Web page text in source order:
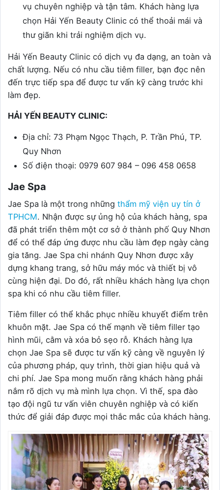
vụ chuyên nghiệp và tận tâm. Khách hàng lựa
chọn Hải Yến Beauty Clinic có thể thoải mái và
thư giãn khi trải nghiệm dịch vụ.
Hải Yến Beauty Clinic có dịch vụ đa dạng, an toàn và
chất lượng. Nếu có nhu cầu tiêm filler, bạn đọc nên
đến trực tiếp spa để được tư vấn kỹ càng trước khi
làm đẹp.
HẢI YẾN BEAUTY CLINIC:
Địa chỉ: 73 Phạm Ngọc Thạch, P. Trần Phú, TP.
Quy Nhơn
Số điện thoại: 0979 607 984 – 096 458 0658
Jae Spa
Jae Spa là một trong những thẩm mỹ viện uy tín ở
TPHCM. Nhận được sự ủng hộ của khách hàng, spa
đã phát triển thêm một cơ sở ở thành phố Quy Nhơn
để có thể đáp ứng được nhu cầu làm đẹp ngày càng
gia tăng. Jae Spa chi nhánh Quy Nhơn được xây
dựng khang trang, sở hữu máy móc và thiết bị vô
cùng hiện đại. Do đó, rất nhiều khách hàng lựa chọn
spa khi có nhu cầu tiêm filler.
Tiêm filler có thể khắc phục nhiều khuyết điểm trên
khuôn mặt. Jae Spa có thế mạnh về tiêm filler tạo
hình mũi, cằm và xóa bỏ sẹo rỗ. Khách hàng lựa
chọn Jae Spa sẽ được tư vấn kỹ càng về nguyên lý
của phương pháp, quy trình, thời gian hiệu quả và
chi phí. Jae Spa mong muốn rằng khách hàng phải
nắm rõ dịch vụ mà mình lựa chọn. Vì thế, spa đào
tạo đội ngũ tư vấn viên chuyên nghiệp và có kiến
thức để giải đáp được mọi thắc mắc của khách hàng.